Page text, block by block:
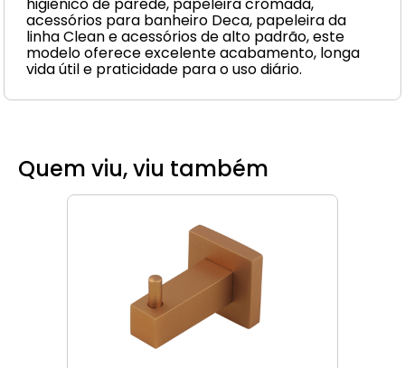
acessórios para banheiro Deca, papeleira da
linha Clean e acessórios de alto padrão, este
modelo oferece excelente acabamento, longa
vida útil e praticidade para o uso diário.
Quem viu, viu também